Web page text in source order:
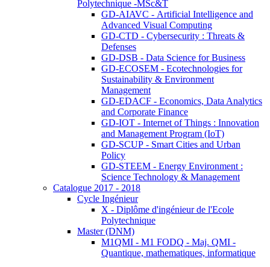
Polytechnique -MSc&T
GD-AIAVC - Artificial Intelligence and
Advanced Visual Computing
GD-CTD - Cybersecurity : Threats &
Defenses
GD-DSB - Data Science for Business
GD-ECOSEM - Ecotechnologies for
Sustainability & Environment
Management
GD-EDACF - Economics, Data Analytics
and Corporate Finance
GD-IOT - Internet of Things : Innovation
and Management Program (IoT)
GD-SCUP - Smart Cities and Urban
Policy
GD-STEEM - Energy Environment :
Science Technology & Management
Catalogue 2017 - 2018
Cycle Ingénieur
X - Diplôme d'ingénieur de l'Ecole
Polytechnique
Master (DNM)
M1QMI - M1 FODQ - Maj. QMI -
Quantique, mathematiques, informatique